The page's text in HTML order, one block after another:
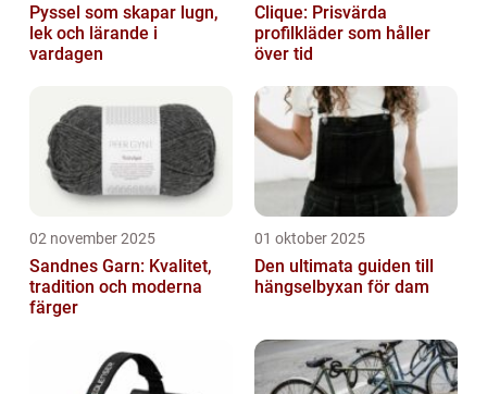
Pyssel som skapar lugn,
lek och lärande i
vardagen
Clique: Prisvärda
profilkläder som håller
över tid
02 november 2025
Sandnes Garn: Kvalitet,
tradition och moderna
färger
01 oktober 2025
Den ultimata guiden till
hängselbyxan för dam